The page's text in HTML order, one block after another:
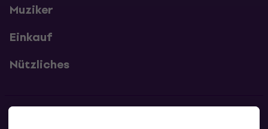
Muziker
Einkauf
Nützliches